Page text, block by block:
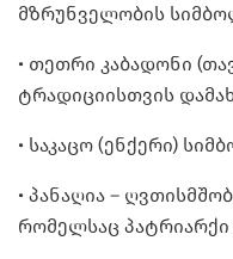
მზრუნველობის
• თეთრი კაბადონი
ტრადიციისთვის
• საკაცო (ენქერი)
• პანაღია –
რომელსაც პატრიარქი